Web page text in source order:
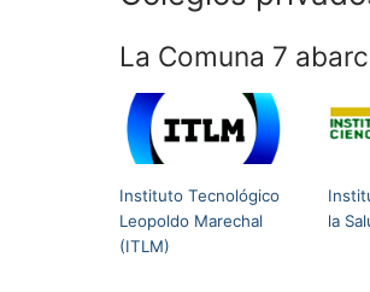
La Comuna 7
Instituto Tecnológico
Leopoldo Marechal
(ITLM)
la